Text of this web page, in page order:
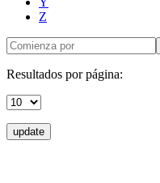
Z
Resultados por página:
update